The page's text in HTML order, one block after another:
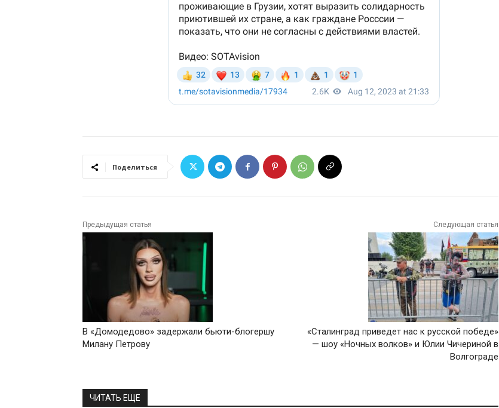
Поделиться
Предыдущая статья
В «Домодедово» задержали бьюти-блогершу
Милану Петрову
Следующая статья
«Сталинград приведет нас к русской победе»
— шоу «Ночных волков» и Юлии Чичериной в
Волгограде
ЧИТАТЬ ЕЩЕ